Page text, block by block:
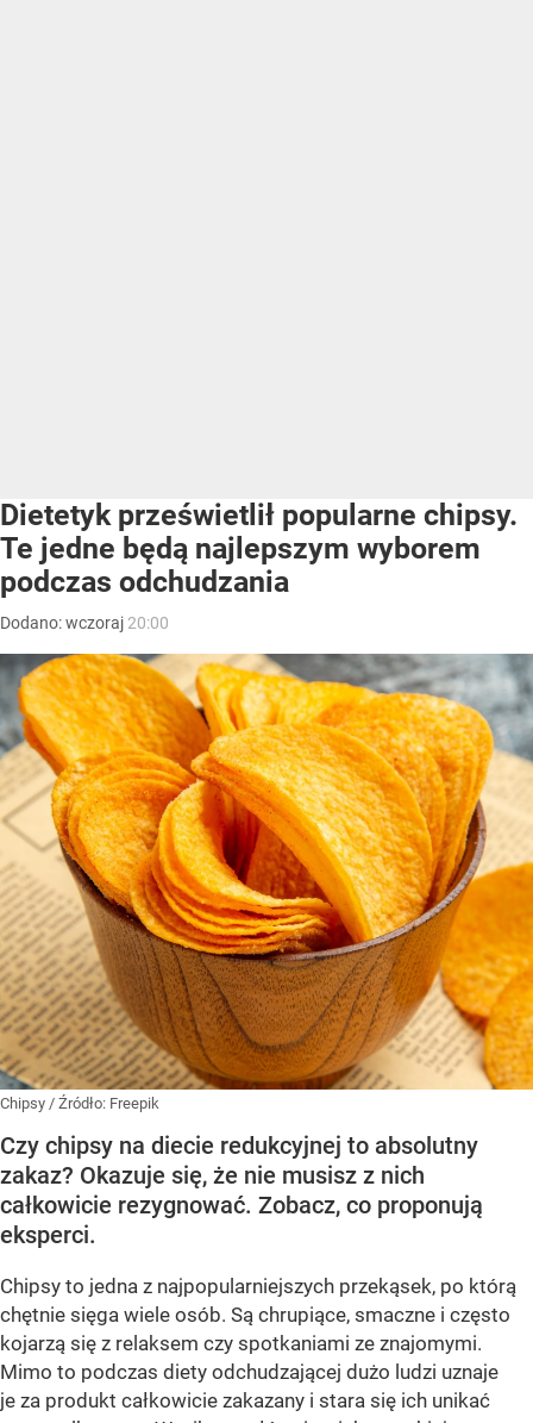
Dietetyk prześwietlił popularne chipsy.
Te jedne będą najlepszym wyborem
podczas odchudzania
Dodano:wczoraj 20:00
Chipsy / Źródło: Freepik
Czy chipsy na diecie redukcyjnej to absolutny
zakaz? Okazuje się, że nie musisz z nich
całkowicie rezygnować. Zobacz, co proponują
eksperci.
Chipsy to jedna z najpopularniejszych przekąsek, po którą
chętnie sięga wiele osób. Są chrupiące, smaczne i często
kojarzą się z relaksem czy spotkaniami ze znajomymi.
Mimo to podczas diety odchudzającej dużo ludzi uznaje
je za produkt całkowicie zakazany i stara się ich unikać